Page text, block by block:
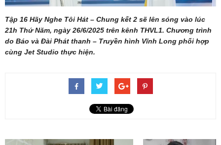
Tập 16 Hãy Nghe Tôi Hát – Chung kết 2 sẽ lên sóng vào lúc
21h Thứ Năm, ngày 26/6/2025 trên kênh THVL1. Chương trình
do Báo và Đài Phát thanh – Truyền hình Vĩnh Long phối hợp
cùng Jet Studio thực hiện.